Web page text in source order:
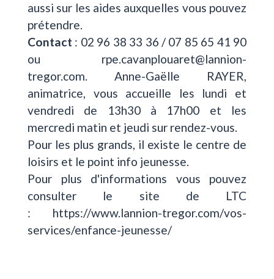
aussi sur les aides auxquelles vous pouvez
prétendre.
Contact : 02 96 38 33 36 / 07 85 65 41 90
ou rpe.cavanplouaret@lannion-
tregor.com. Anne-Gaëlle RAYER,
animatrice, vous accueille les lundi et
vendredi de 13h30 à 17h00 et les
mercredi matin et jeudi sur rendez-vous.
Pour les plus grands, il existe le centre de
loisirs et le point info jeunesse.
Pour plus d'informations vous pouvez
consulter le site de LTC
: https://www.lannion-tregor.com/vos-
services/enfance-jeunesse/